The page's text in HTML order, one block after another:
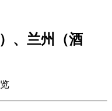
、兰州（酒